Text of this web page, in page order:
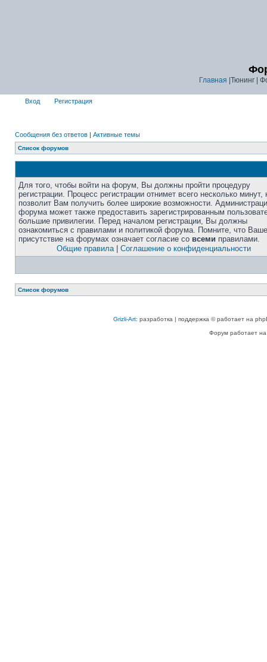
Главная |Тюнинг |
Вход Регистрация
Сообщения без ответов | Активные темы
Список форумов
Для того, чтобы войти на форум, Вы должны пройти процедуру
регистрации. Процесс регистрации отнимет всего несколько минут,
позволит Вам получить более широкие возможности.
форума может также предоставить зарегистрированным
большие привилегии. Перед началом регистрации, Вы должны
ознакомиться с правилами и политикой форума. Помните, что Ваше
присутствие на форумах означает согласие со всеми правилами.
Общие правила| Соглашение о конфиденциальности
Список форумов
Grizli-Art: разработка | поддержка © работает на
Форум работает